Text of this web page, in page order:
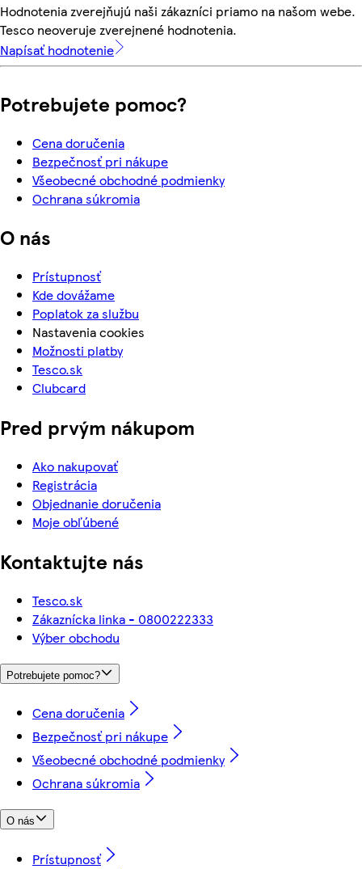
Hodnotenia zverejňujú naši zákazníci priamo na našom webe.
Tesco neoveruje zverejnené hodnotenia.
Napísať hodnotenie
Potrebujete pomoc?
Cena doručenia
Bezpečnosť pri nákupe
Všeobecné obchodné podmienky
Ochrana súkromia
O nás
Prístupnosť
Kde dovážame
Poplatok za službu
Nastavenia cookies
Možnosti platby
Tesco.sk
Clubcard
Pred prvým nákupom
Ako nakupovať
Registrácia
Objednanie doručenia
Moje obľúbené
Kontaktujte nás
Tesco.sk
Zákaznícka linka - 0800222333
Výber obchodu
Potrebujete pomoc?
Cena doručenia
Bezpečnosť pri nákupe
Všeobecné obchodné podmienky
Ochrana súkromia
O nás
Prístupnosť